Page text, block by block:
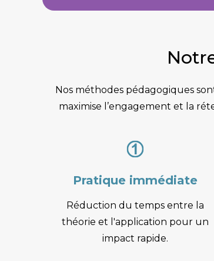
Nos méthodes pédagogiques
maximise l’engagement et la
Pratique immédiate
Réduction du temps entre la
théorie et l'application pour un
impact rapide.